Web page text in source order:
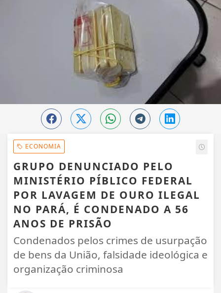
ECONOMIA
GRUPO DENUNCIADO PELO
MINISTÉRIO PÍBLICO FEDERAL
POR LAVAGEM DE OURO ILEGAL
NO PARÁ, É CONDENADO A 56
ANOS DE PRISÃO
Condenados pelos crimes de usurpação
de bens da União, falsidade ideológica e
organização criminosa